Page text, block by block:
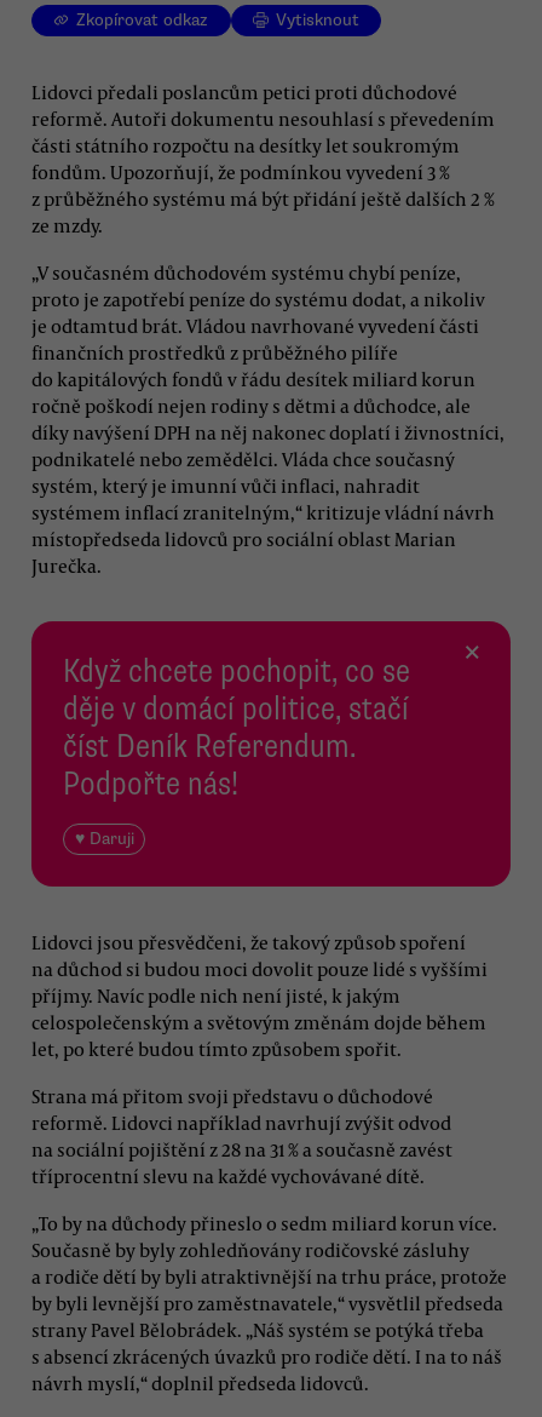
Zkopírovat odkaz Vytisknout
Lidovci předali poslancům petici proti důchodové
reformě. Autoři dokumentu nesouhlasí s převedením
části státního rozpočtu na desítky let soukromým
fondům. Upozorňují, že podmínkou vyvedení 3 %
z průběžného systému má být přidání ještě dalších 2 %
ze mzdy.
„V současném důchodovém systému chybí peníze,
proto je zapotřebí peníze do systému dodat, a nikoliv
je odtamtud brát. Vládou navrhované vyvedení části
finančních prostředků z průběžného pilíře
do kapitálových fondů v řádu desítek miliard korun
ročně poškodí nejen rodiny s dětmi a důchodce, ale
díky navýšení DPH na něj nakonec doplatí i živnostníci,
podnikatelé nebo zemědělci. Vláda chce současný
systém, který je imunní vůči inflaci, nahradit
systémem inflací zranitelným,“ kritizuje vládní návrh
místopředseda lidovců pro sociální oblast Marian
Jurečka.
Když chcete pochopit, co se
děje v domácí politice, stačí
číst Deník Referendum.
Podpořte nás!
♥ Daruji
×
Lidovci jsou přesvědčeni, že takový způsob spoření
na důchod si budou moci dovolit pouze lidé s vyššími
příjmy. Navíc podle nich není jisté, k jakým
celospolečenským a světovým změnám dojde během
let, po které budou tímto způsobem spořit.
Strana má přitom svoji představu o důchodové
reformě. Lidovci například navrhují zvýšit odvod
na sociální pojištění z 28 na 31 % a současně zavést
tříprocentní slevu na každé vychovávané dítě.
„To by na důchody přineslo o sedm miliard korun více.
Současně by byly zohledňovány rodičovské zásluhy
a rodiče dětí by byli atraktivnější na trhu práce, protože
by byli levnější pro zaměstnavatele,“ vysvětlil předseda
strany Pavel Bělobrádek. „Náš systém se potýká třeba
s absencí zkrácených úvazků pro rodiče dětí. I na to náš
návrh myslí,“ doplnil předseda lidovců.